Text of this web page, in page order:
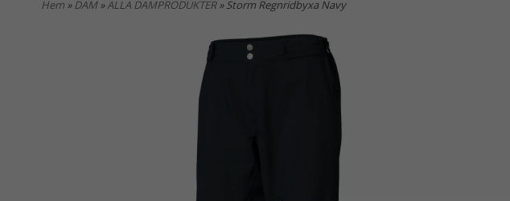
Hem »DAM»ALLA DAMPRODUKTER» Storm Regnridbyxa Navy